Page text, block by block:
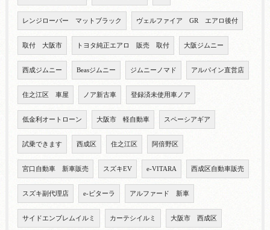
レンジローバー マットブラック ヴェルファイア GR エアロ後付
取付 大阪市 トヨタ純正エアロ 販売 取付 大阪ジムニー
西成ジムニー Beasジムニー ジムニーノマド アルパイン直営店
住之江区 車屋 ノア新古車 登録済未使用車ノア
低金利オートローン 大阪市 軽自動車 スペーシアギア
試乗できます 西成区 住之江区 阿倍野区
宮口自動車 新車販売 スズキEV e-VITARA 西成区自動車販売
スズキ副代理店 e-ビターラ アルファード 新車
サイドエンブレムイルミ カーテシイルミ 大阪市 西成区